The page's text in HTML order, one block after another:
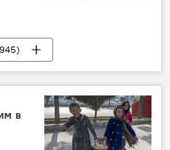
войне
Общество
в